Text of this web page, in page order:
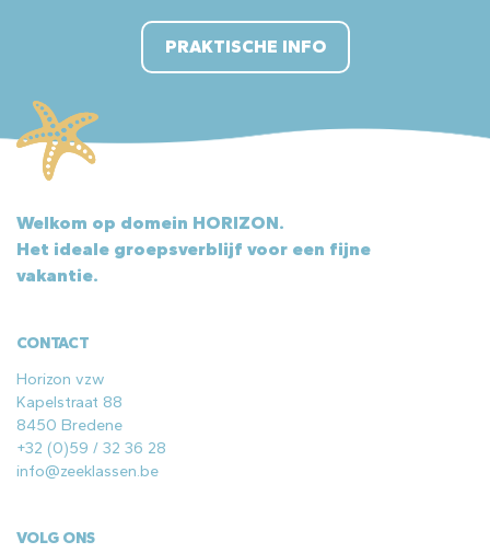
PRAKTISCHE INFO
Welkom op domein HORIZON.
Het ideale groepsverblijf voor een fijne
vakantie.
CONTACT
Horizon vzw
Kapelstraat 88
8450 Bredene
+32 (0)59 / 32 36 28
info@zeeklassen.be
VOLG ONS